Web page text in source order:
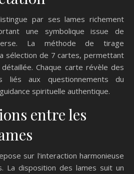
par ses lames richement
une symbolique issue de
La méthode de tirage
sélection de 7 cartes, permettant
Chaque carte révèle des
liés aux questionnements du
spirituelle authentique.
entre les
sur l'interaction harmonieuse
La disposition des lames suit un